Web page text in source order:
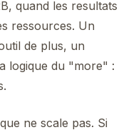
quand les resultats
ressources. Un
de plus, un
logique du "more" :
ne scale pas. Si